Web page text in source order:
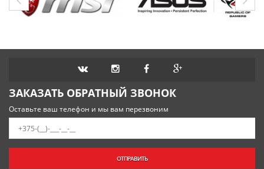
ЗАКАЗАТЬ ОБРАТНЫЙ ЗВОНОК
Оставьте ваш телефон и мы вам перезвоним
ОТПРАВИТЬ